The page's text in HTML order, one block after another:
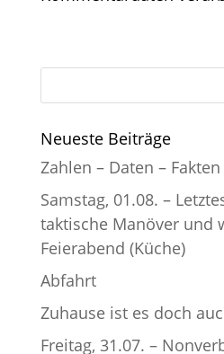
Neueste Beiträge
Zahlen – Daten – Fakten
Samstag, 01.08. –
taktische Manöver und
Feierabend (Küche)
Abfahrt
Zuhause ist es doch
Freitag, 31.07. –